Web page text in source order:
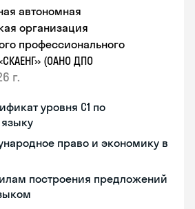
автономная
организация
профессионального
(ОАНО ДПО
г.
уровня С1 по
право и экономику в
построения предложений